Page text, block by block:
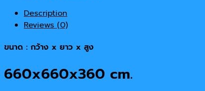
Description
Reviews (0)
ขนาด : กว้าง x ยาว x สูง
660x660x360 cm.